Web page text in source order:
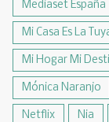
Mediaset España
Mi Casa Es La
Mi Hogar Mi
Mónica Naranjo
Netflix Nia